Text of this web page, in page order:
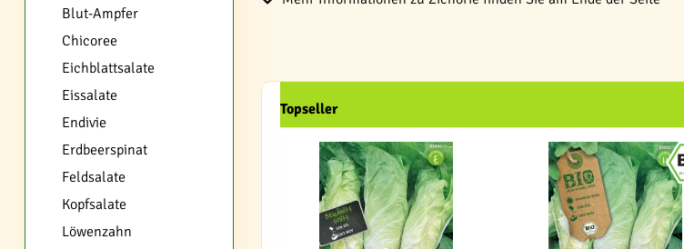
Blut-Ampfer
Chicoree
Eichblattsalate
Eissalate
Endivie
Erdbeerspinat
Feldsalate
Kopfsalate
Löwenzahn
Topseller